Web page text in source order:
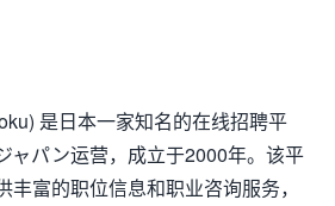
是日本一家知名的在线招聘平
ャパン运营，成立于2000年。该平
丰富的职位信息和职业咨询服务，